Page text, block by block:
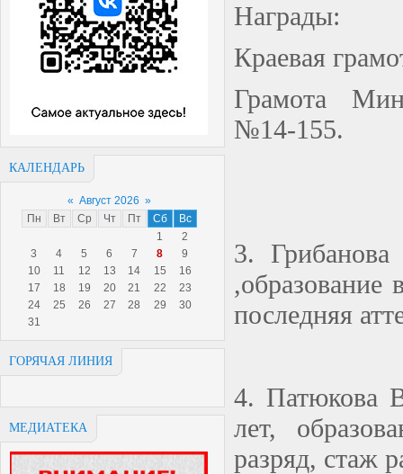
КАЛЕНДАРЬ
« Август 2026 »
Пн
Вт Ср Чт Пт Сб
Вс
1
2
3
4 5 6 7 8
9
10
11 12 13 14 15
16
17
18 19 20 21 22
23
24
25 26 27 28 29
30
31
ГОРЯЧАЯ ЛИНИЯ
МЕДИАТЕКА
Награды:
Краевая
Грамота
№14-155.
3.
последняя
4. Патюкова
лет,
разряд, стаж